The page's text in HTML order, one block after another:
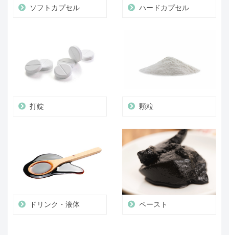
ソフトカプセル ハードカプセル
打錠 顆粒
ドリンク・液体 ペースト